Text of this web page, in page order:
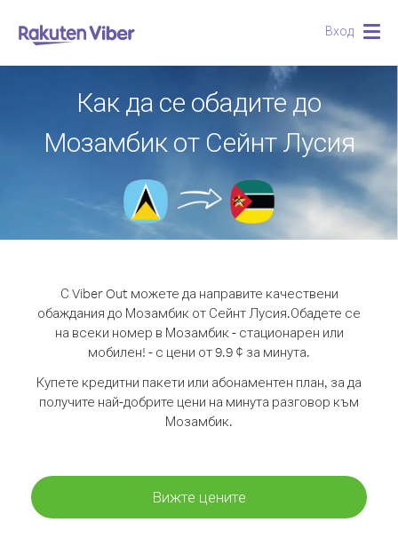
Вход
Как да се обадите до
Мозамбик от Сейнт Лусия
С Viber Out можете да направите качествени
обаждания до Мозамбик от Сейнт Лусия.Обадете се
на всеки номер в Мозамбик - стационарен или
мобилен! - с цени от 9.9 ¢ за минута.
Купете кредитни пакети или абонаментен план, за да
получите най-добрите цени на минута разговор към
Мозамбик.
Вижте цените